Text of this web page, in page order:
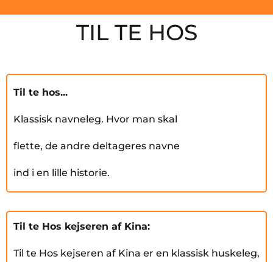
TIL TE HOS
Til te hos...
Klassisk navneleg. Hvor man skal
flette, de andre deltageres navne
ind i en lille historie.
Til te Hos kejseren af Kina:
Til te Hos kejseren af Kina er en klassisk huskeleg,